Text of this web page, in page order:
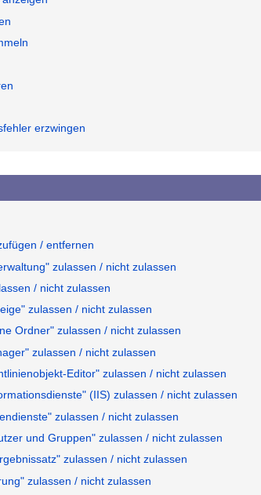
erzwingen
/ entfernen
zulassen / nicht zulassen
/ nicht zulassen
zulassen / nicht zulassen
Ordner" zulassen / nicht zulassen
zulassen / nicht zulassen
Editor" zulassen / nicht zulassen
(IIS) zulassen / nicht zulassen
zulassen / nicht zulassen
und Gruppen" zulassen / nicht zulassen
zulassen / nicht zulassen
zulassen / nicht zulassen